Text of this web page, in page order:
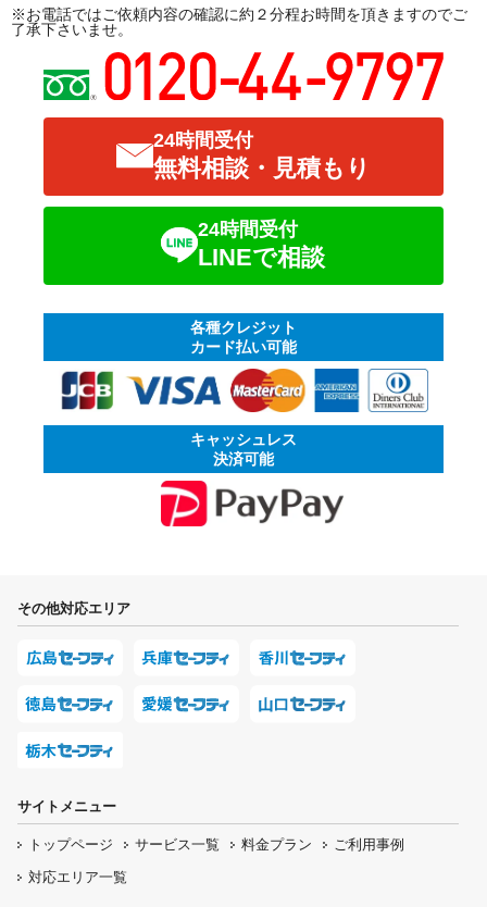
※お電話ではご依頼内容の確認に約２分程お時間を頂きますのでご
了承下さいませ。
24時間受付
無料相談・見積もり
24時間受付
LINEで相談
各種クレジット
カード払い可能
キャッシュレス
決済可能
その他対応エリア
サイトメニュー
トップページ サービス一覧 料金プラン
ご利用事例
対応エリア一覧